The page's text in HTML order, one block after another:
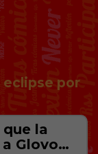
eclipse por
la
Glovo…